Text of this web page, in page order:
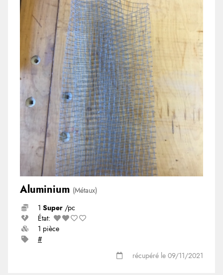
Aluminium (Métaux)
1 Super /pc
État:
1 pièce
#
récupéré le 09/11/2021